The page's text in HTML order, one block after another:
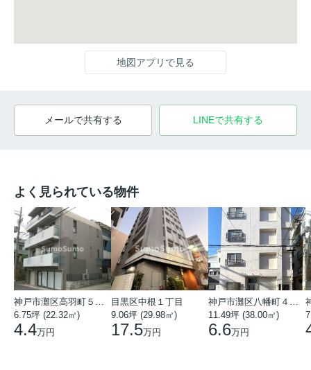
地図アプリで見る
メールで共有する LINEで共有する
よく見られている物件
6.75坪 (22.32㎡)
4.4万円
目黒区中根１丁目
9.06坪 (29.98㎡)
17.5万円
11.49坪 (38.00㎡)
6.6万円